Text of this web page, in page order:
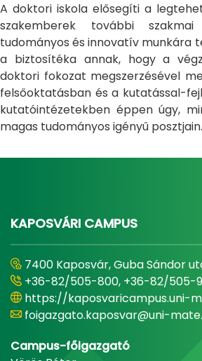
A doktori iskola elősegíti a
szakemberek további
tudományos és innovatív munkára
a biztosítéka annak, hogy a
doktori fokozat megszerzésével
felsőoktatásban és a kutatással-
kutatóintézetekben éppen úgy,
magas tudományos igényű posztjain.
KAPOSVÁRI CAMPUS
7400 Kaposvár, Guba Sándor
+36-82/505-800, +36-82/505-
https://kaposvaricampus.uni-
foigazgato.kaposvar@uni-
Campus-főigazgató